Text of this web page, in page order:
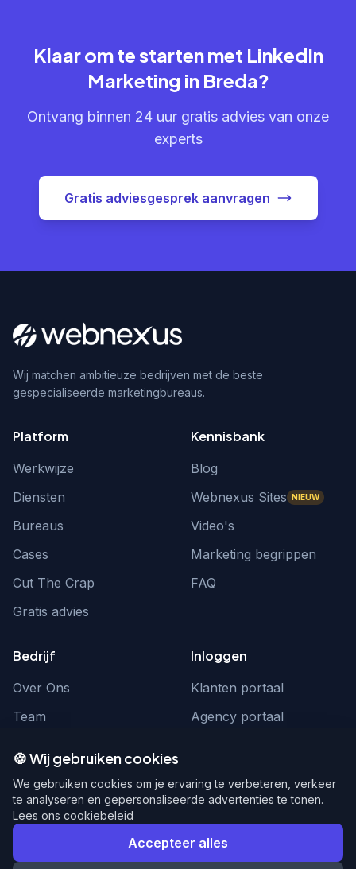
Klaar om te starten met LinkedIn
Marketing in Breda?
Ontvang binnen 24 uur gratis advies van onze
experts
Gratis adviesgesprek aanvragen
Wij matchen ambitieuze bedrijven met de beste
gespecialiseerde marketingbureaus.
Platform
Werkwijze
Diensten
Bureaus
Cases
Cut The Crap
Gratis advies
Kennisbank
Blog
Webnexus Sites NIEUW
Video's
Marketing begrippen
FAQ
Bedrijf
Over Ons
Team
Inloggen
Klanten portaal
Agency portaal
hello@webnexus.nl
085 004 1875
🍪 Wij gebruiken cookies
We gebruiken cookies om je ervaring te verbeteren, verkeer
te analyseren en gepersonaliseerde advertenties te tonen.
Lees ons cookiebeleid
Accepteer alles